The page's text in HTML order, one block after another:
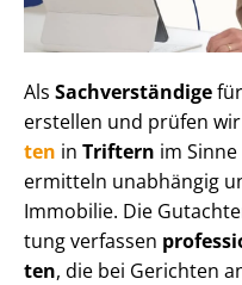
Als Sachverständige
erstellen und prüfen
ten in Triftern im Sinne
ermitteln unabhängig
Immobilie. Die
tung verfassen
ten, die bei Gerichten